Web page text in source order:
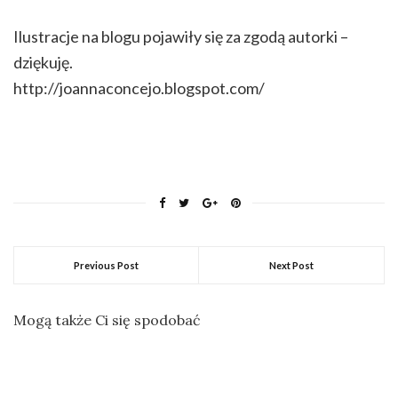
Ilustracje na blogu pojawiły się za zgodą autorki –
dziękuję.
http://joannaconcejo.blogspot.com/
Previous Post Next Post
Mogą także Ci się spodobać